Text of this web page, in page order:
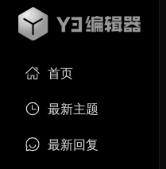
首页
最新主题
最新回复